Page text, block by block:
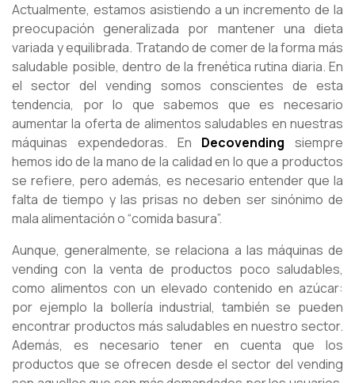
Actualmente, estamos asistiendo a un incremento de la
preocupación generalizada por mantener una dieta
variada y equilibrada. Tratando de comer de la forma más
saludable posible, dentro de la frenética rutina diaria. En
el sector del vending somos conscientes de esta
tendencia, por lo que sabemos que es necesario
aumentar la oferta de alimentos saludables en nuestras
máquinas expendedoras. En Decovending siempre
hemos ido de la mano de la calidad en lo que a productos
se refiere, pero además, es necesario entender que la
falta de tiempo y las prisas no deben ser sinónimo de
mala alimentación o “comida basura”.
Aunque, generalmente, se relaciona a las máquinas de
vending con la venta de productos poco saludables,
como alimentos con un elevado contenido en azúcar:
por ejemplo la bollería industrial, también se pueden
encontrar productos más saludables en nuestro sector.
Además, es necesario tener en cuenta que los
productos que se ofrecen desde el sector del vending